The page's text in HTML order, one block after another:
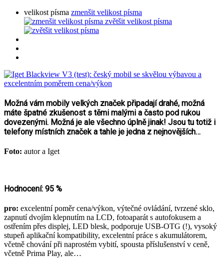
velikost písma zmenšit velikost písma
zvětšit velikost písma
Možná vám mobily velkých značek připadají drahé, možná
máte špatné zkušenost s těmi malými a často pod rukou
dovezenými. Možná je ale všechno úplně jinak! Jsou tu totiž i
telefony místních značek a tahle je jedna z nejnovějších…
Foto: autor a Iget
Hodnocení: 95 %
pro: excelentní poměr cena/výkon, výtečné ovládání, tvrzené sklo,
zapnutí dvojím klepnutím na LCD, fotoaparát s autofokusem a
ostřením přes displej, LED blesk, podporuje USB-OTG (!), vysoký
stupeň aplikační kompatibility, excelentní práce s akumulátorem,
včetně chování při naprostém vybití, spousta příslušenství v ceně,
včetně Prima Play, ale…